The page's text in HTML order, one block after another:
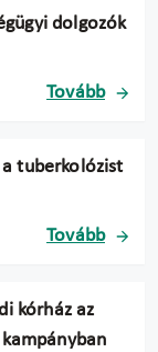
dolgozók
Tovább
tuberkolózist
Tovább
kórház az